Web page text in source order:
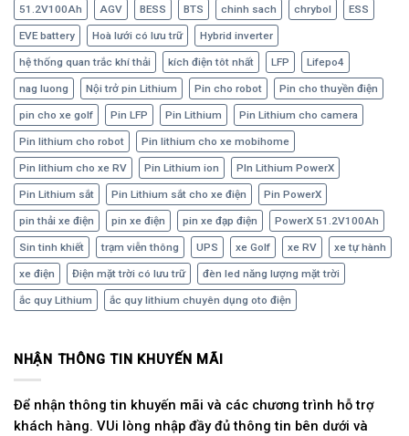
51.2V100Ah AGV BESS BTS chinh sach chrybol ESS
EVE battery Hoà lưới có lưu trữ Hybrid inverter
hệ thống quan trắc khí thải kích điện tôt nhất LFP Lifepo4
nag luong Nội trở pin Lithium Pin cho robot Pin cho thuyền điện
pin cho xe golf Pin LFP Pin Lithium Pin Lithium cho camera
Pin lithium cho robot Pin lithium cho xe mobihome
Pin lithium cho xe RV Pin Lithium ion PIn Lithium PowerX
Pin Lithium sắt Pin Lithium sắt cho xe điện Pin PowerX
pin thải xe điện pin xe điện pin xe đạp điện PowerX 51.2V100Ah
Sin tinh khiết trạm viễn thông UPS xe Golf xe RV xe tự hành
xe điện Điện mặt trời có lưu trữ đèn led năng lượng mặt trời
ắc quy Lithium ắc quy lithium chuyên dụng oto điện
NHẬN THÔNG TIN KHUYẾN MÃI
Để nhận thông tin khuyến mãi và các chương trình hỗ trợ
khách hàng. VUi lòng nhập đầy đủ thông tin bên dưới và